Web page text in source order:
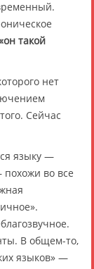
такой
нет
Сейчас
языку —
похожи во все
В общем-то,
языков» —